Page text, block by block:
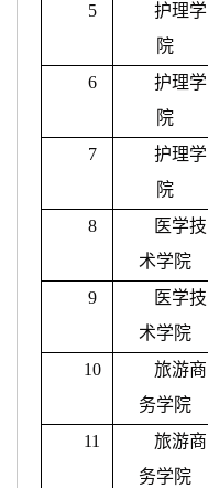
5
护理学
院
6
护理学
院
7
护理学
院
8
医学技
术学院
9
医学技
术学院
10
旅游商
务学院
11
旅游商
务学院